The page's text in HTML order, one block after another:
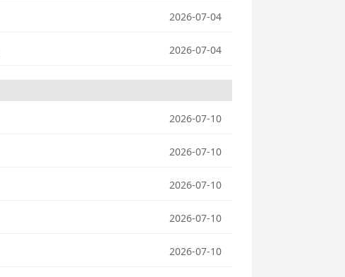
2026-07-04
2026-07-04
2026-07-10
2026-07-10
2026-07-10
2026-07-10
2026-07-10